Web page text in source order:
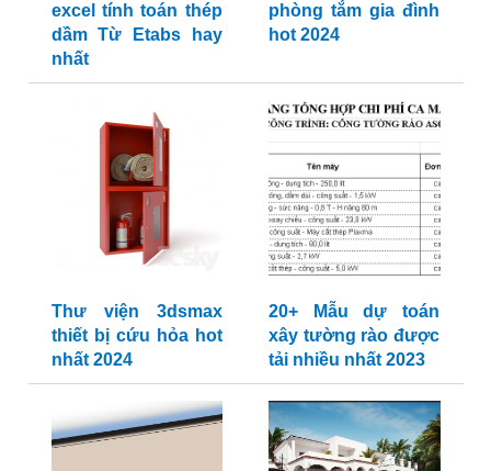
excel tính toán thép
dầm Từ Etabs hay
nhất
phòng tắm gia đình
hot 2024
Thư viện 3dsmax
thiết bị cứu hỏa hot
nhất 2024
20+ Mẫu dự toán
xây tường rào được
tải nhiều nhất 2023